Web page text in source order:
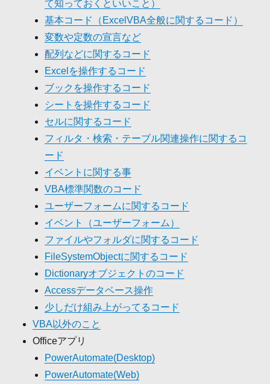
て知っておくといいこと）
基本コード（ExcelVBA全般に関するコード）
変数や定数の宣言など
配列などに関するコード
Excelを操作するコード
ブックを操作するコード
シートを操作するコード
セルに関するコード
フィルタ・検索・テーブル関連操作に関するコ
ード
イベントに関する事
VBA標準関数のコード
ユーザーフォームに関するコード
イベント（ユーザーフォーム）
ファイルやフォルダに関するコード
FileSystemObjectに関するコード
Dictionaryオブジェクトのコード
Accessデータベース操作
少しだけ組み上がってるコード
VBA以外のこと
Officeアプリ
PowerAutomate(Desktop)
PowerAutomate(Web)